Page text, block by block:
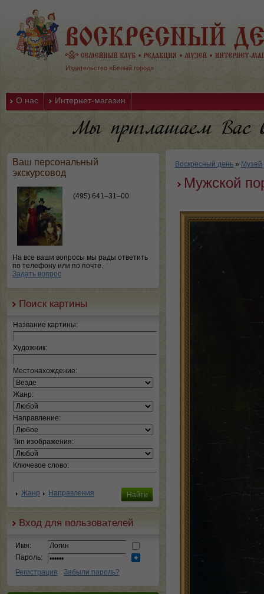
Издательство «Белый город»
О нас Интернет-магазин
Ваш персональный
экскурсовод
(495) 641–31–00
На все ваши вопросы мы рады ответить
по телефону или по почте.
Задать вопрос
Поиск картины
Название картины:
Художник:
Местонахождение:
Жанр:
Направление:
Тип изображения:
Ключевое слово:
Жанр Направления
Вход для пользователей
Имя:
Пароль:
Регистрация
Забыли пароль?
Воскресный день » Музей
Мужской